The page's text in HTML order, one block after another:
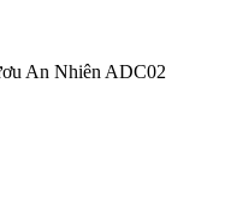
An Nhiên ADC02